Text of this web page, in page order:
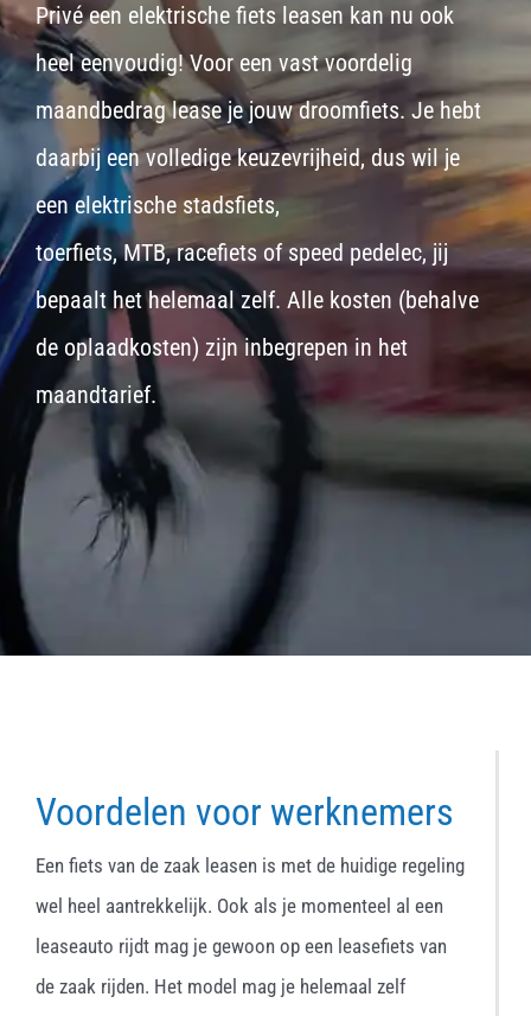
Privé een elektrische fiets leasen kan nu ook
heel eenvoudig! Voor een vast voordelig
maandbedrag lease je jouw droomfiets. Je hebt
daarbij een volledige keuzevrijheid, dus wil je
eenelektrische stadsfiets,
toerfiets,MTB,racefietsof speed pedelec, jij
bepaalt het helemaal zelf. Alle kosten (behalve
de oplaadkosten) zijn inbegrepen in het
maandtarief.
Voordelen voor werknemers
Een fiets van de zaak leasen is met de huidige regeling
wel heel aantrekkelijk. Ook als je momenteel al een
leaseauto rijdt mag je gewoon op een leasefiets van
de zaak rijden. Het model mag je helemaal zelf